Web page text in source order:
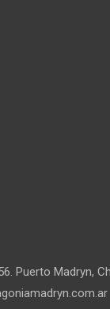
Puerto Madryn,